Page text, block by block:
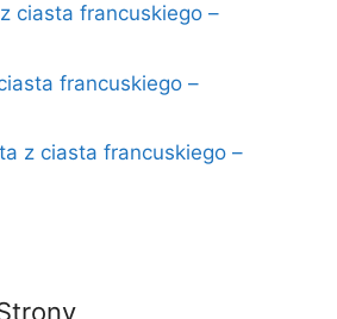
ciasta francuskiego –
francuskiego –
z ciasta francuskiego –